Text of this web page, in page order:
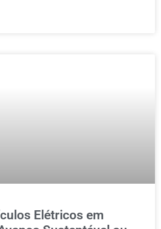
Elétricos em